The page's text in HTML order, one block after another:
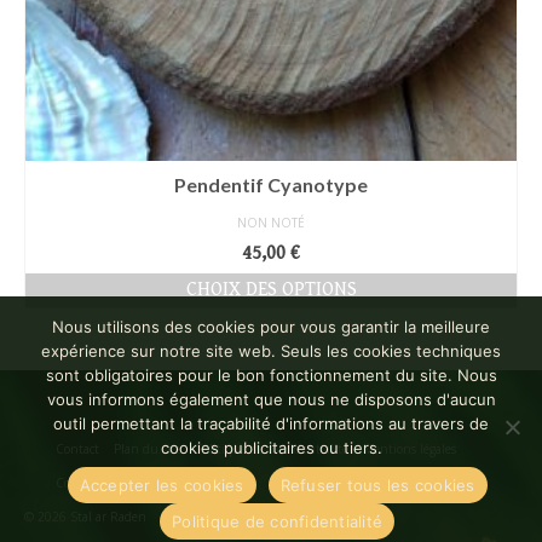
Pendentif Cyanotype
NON NOTÉ
45,00 €
CHOIX DES OPTIONS
produit
a
plusieurs
variations.
Les
options
peuvent
être
choisies
Plan du site Politique de confidentialité
Mentions légales
Conditions Générales de Vente
Nous utilisons des cookies pour vous garantir la meilleure
expérience sur notre site web. Seuls les cookies techniques
sont obligatoires pour le bon fonctionnement du site. Nous
vous informons également que nous ne disposons d'aucun
outil permettant la traçabilité d'informations au travers de
cookies publicitaires ou tiers.
Accepter les cookies
Refuser tous les cookies
Politique de confidentialité